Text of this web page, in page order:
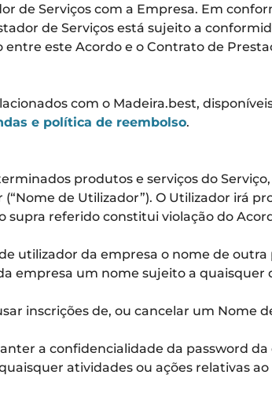
de Serviços com a Empresa. Em
de Serviços está sujeito a
este Acordo e o Contrato de
com o Madeira.best,
e política de reembolso.
produtos e serviços do
de Utilizador”). O Utilizador irá
referido constitui violação do
utilizador da empresa o nome de
empresa um nome sujeito a
inscrições de, ou cancelar um Nome
a confidencialidade da password
atividades ou ações relativas